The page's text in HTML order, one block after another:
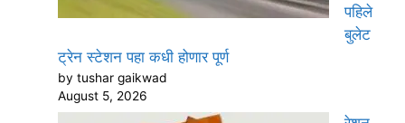
पहिले
बुलेट
ट्रेन स्टेशन पहा कधी होणार पूर्ण
by tushar gaikwad
August 5, 2026